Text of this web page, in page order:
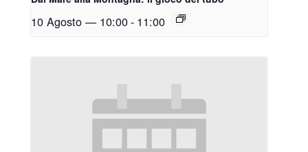
10 Agosto — 10:00- 11:00